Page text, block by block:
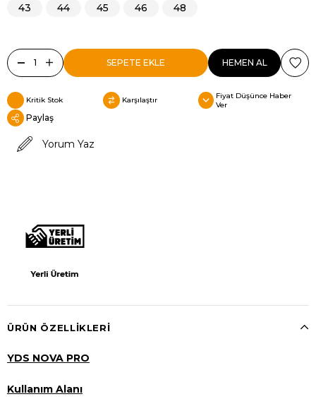
43
44 45 46 48
Kritik Stok Karşılaştır
Fiyat Düşünce Haber
Ver
Paylaş
Yorum Yaz
ÜRÜN ÖZELLIKLERI
YDS NOVA PRO
Kullanım Alanı